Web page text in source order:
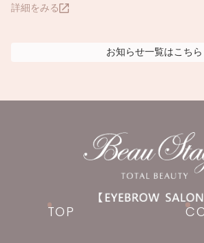
詳細をみる
お知らせ一覧はこちら
TOP